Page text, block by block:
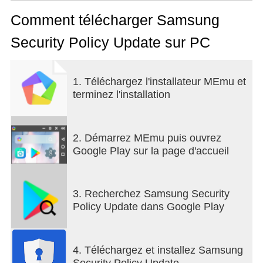
attacks.
This feature is always enabled and allows your
device to be protected after a threat is detected,
upgrade.
Installing this update ensures that you have up-to-
date protections for your device.
your device, please visit
https://www.samsungknox.com/products/knox-
workspace/how-to/lock-down-android.
Comment télécharger Samsung
Security Policy Update sur PC
1. Téléchargez l'installateur MEmu et
terminez l'installation
2. Démarrez MEmu puis ouvrez
Google Play sur la page d'accueil
3. Recherchez Samsung Security
Policy Update dans Google Play
4. Téléchargez et installez Samsung